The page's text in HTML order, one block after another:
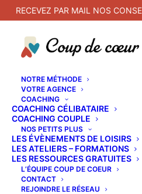
RECEVEZ PAR MAIL NOS
NOTRE MÉTHODE
VOTRE AGENCE
COACHING
COACHING CÉLIBATAIRE
COACHING COUPLE
NOS PETITS PLUS
LES ÉVÈNEMENTS DE LOISIRS
LES ATELIERS – FORMATIONS
LES RESSOURCES GRATUITES
L’ÉQUIPE COUP DE COEUR
CONTACT
REJOINDRE LE RÉSEAU
Remettons
des
avec l'agence